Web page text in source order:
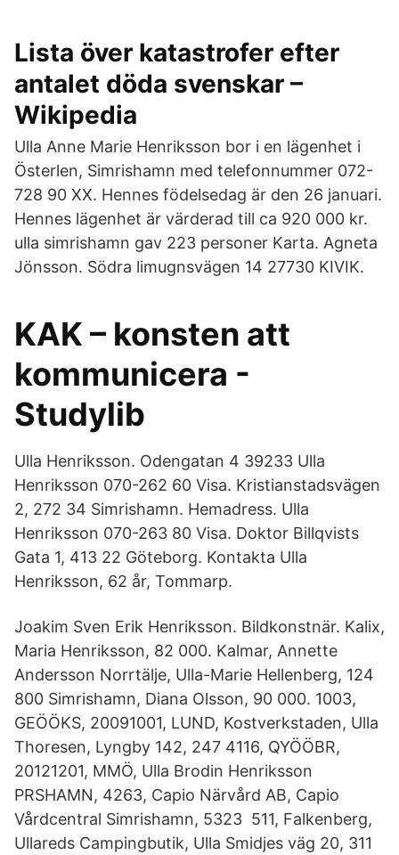
Lista över katastrofer efter
antalet döda svenskar –
Wikipedia
Ulla Anne Marie Henriksson bor i en lägenhet i
Österlen, Simrishamn med telefonnummer 072-
728 90 XX. Hennes födelsedag är den 26 januari.
Hennes lägenhet är värderad till ca 920 000 kr.
ulla simrishamn gav 223 personer Karta. Agneta
Jönsson. Södra limugnsvägen 14 27730 KIVIK.
KAK – konsten att
kommunicera -
Studylib
Ulla Henriksson. Odengatan 4 39233 Ulla
Henriksson 070-262 60 Visa. Kristianstadsvägen
2, 272 34 Simrishamn. Hemadress. Ulla
Henriksson 070-263 80 Visa. Doktor Billqvists
Gata 1, 413 22 Göteborg. Kontakta Ulla
Henriksson, 62 år, Tommarp.
Joakim Sven Erik Henriksson. Bildkonstnär. Kalix,
Maria Henriksson, 82 000. Kalmar, Annette
Andersson Norrtälje, Ulla-Marie Hellenberg, 124
800 Simrishamn, Diana Olsson, 90 000. 1003,
GEÖÖKS, 20091001, LUND, Kostverkstaden, Ulla
Thoresen, Lyngby 142, 247 4116, QYÖÖBR,
20121201, MMÖ, Ulla Brodin Henriksson
PRSHAMN, 4263, Capio Närvård AB, Capio
Vårdcentral Simrishamn, 5323 511, Falkenberg,
Ullareds Campingbutik, Ulla Smidjes väg 20, 311